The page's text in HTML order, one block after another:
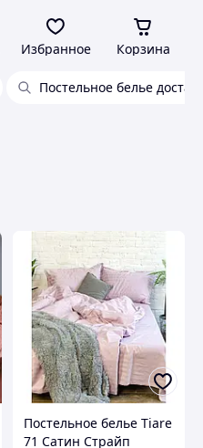
Избранное Корзина
Постельное белье
Постельное белье Tiare
71 Сатин Страйп